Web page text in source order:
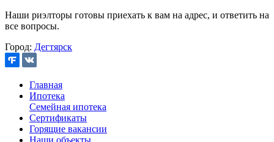
Наши риэлторы готовы приехать к вам на адрес, и ответить на
все вопросы.
Город: Дегтярск
Главная
Ипотека
Семейная ипотека
Сертификаты
Горящие вакансии
Наши объекты